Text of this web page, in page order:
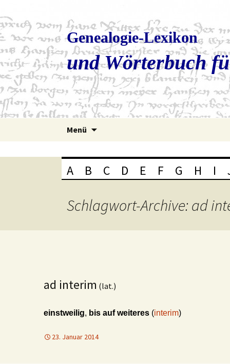
Genealogie-Lexikon
und Wörterbuch
Menü
A B C D E F G H I
Schlagwort-Archive: ad
ad interim (lat.)
einstweilig, bis auf weiteres (interim)
23. Januar 2014